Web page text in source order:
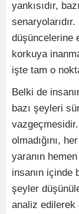
yankısıdır,
düşüncelerine
korkuya
işte tam o
Belki de
bazı şeyleri
olmadığını,
yaranın
insanın içinde
şeyler
analiz edilerek